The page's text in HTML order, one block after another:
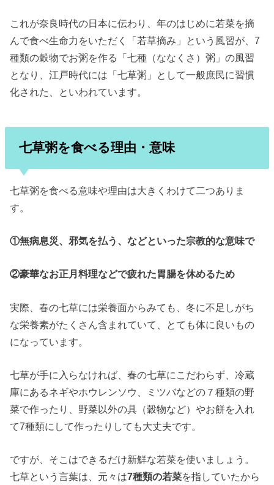
これが奈良時代の日本に伝わり、年のはじめに若菜を摘
んで食べ生命力をいただく「若草摘み」という風習が、7
種類の穀物でお粥を作る「七種（ななくさ）粥」の風習
となり、江戸時代には「七草粥」として一般庶民に習慣
化された、といわれています。
七草粥を食べる理由・意味
七草粥を食べる意味や理由は大きくわけて二つありま
す。
①無病息災、邪気を払う、などといった宗教的な意味で
②豪華なお正月料理などで疲れた胃腸を休めるため
実際、春の七草には栄養面からみても、冬に不足しがち
な栄養素がたくさん含まれていて、とても体に良いもの
になっています。
七草が手に入らなければ、春の七草にこだわらず、冷蔵
庫にあるネギやホウレンソウ、ミツバなどの７種類の野
菜で作ったり、野菜以外の具（穀物など）やお餅を入れ
て7種類にして作ったりしても大丈夫です。
ですが、そこはできるだけ新鮮な若菜を使いましょう。
七草という言葉は、元々は7種類の若菜を指していたから